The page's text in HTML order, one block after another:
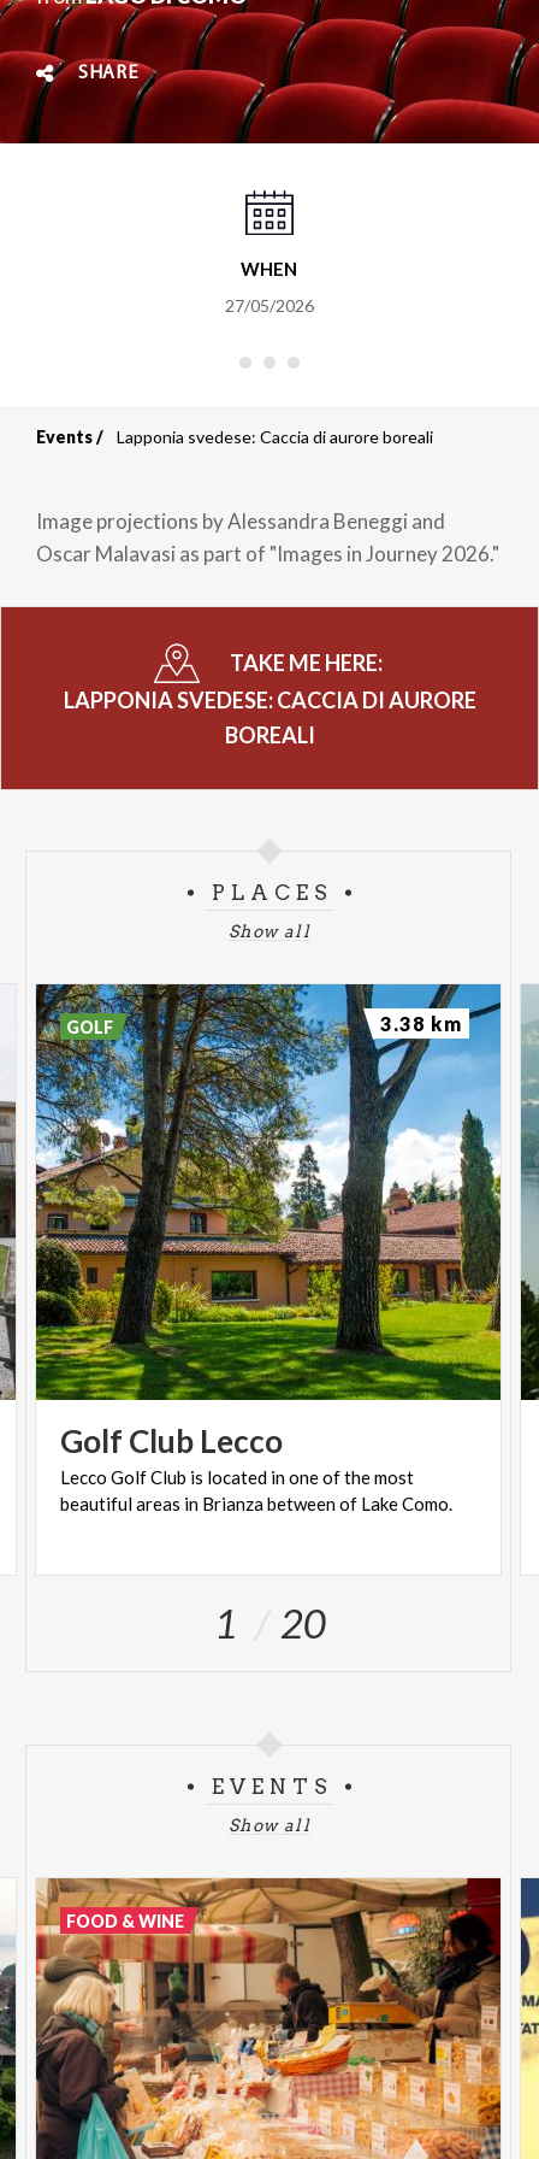
SHARE
WHEN
27/05/2026
Breadcrumb
Events Lapponia svedese: Caccia di aurore boreali
Image projections by Alessandra Beneggi and
Oscar Malavasi as part of "Images in Journey 2026."
TAKE ME HERE:
LAPPONIA SVEDESE: CACCIA DI AURORE
BOREALI
PLACES
Show all
Golf Club Lecco
Lecco GolfClub is located inoneofthemost
beautifulareas in Brianzabetweenof LakeComo.
GOLF 3.38 km
1 20
EVENTS
Show all
FOOD & WINE